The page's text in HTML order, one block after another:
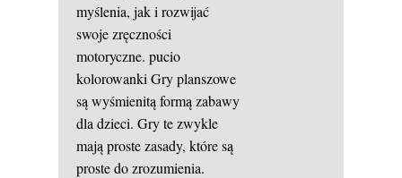
myślenia, jak i rozwijać
swoje zręczności
motoryczne. pucio
kolorowanki Gry planszowe
są wyśmienitą formą zabawy
dla dzieci. Gry te zwykle
mają proste zasady, które są
proste do zrozumienia.